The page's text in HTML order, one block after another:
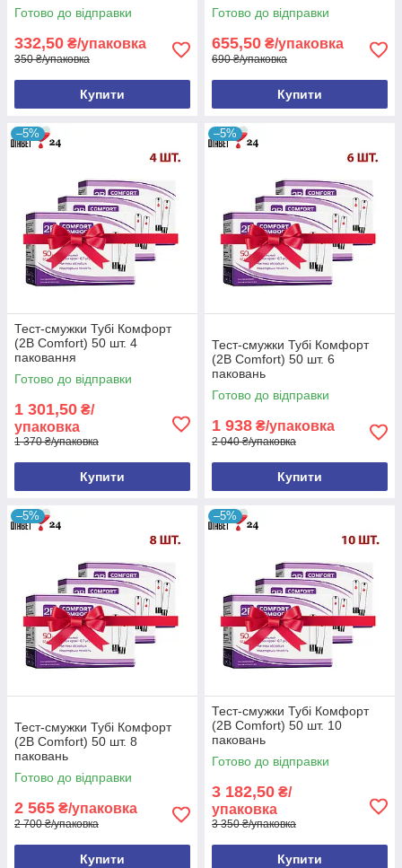
Готово до відправки
332,50 ₴/упаковка
350 ₴/упаковка
Купити
Готово до відправки
655,50 ₴/упаковка
690 ₴/упаковка
Купити
–5%
Тест-смужки Тубі Комфорт
(2B Comfort) 50 шт. 4
паковання
Готово до відправки
1 301,50 ₴/
упаковка
1 370 ₴/упаковка
Купити
–5%
Тест-смужки Тубі Комфорт
(2B Comfort) 50 шт. 6
паковань
Готово до відправки
1 938 ₴/упаковка
2 040 ₴/упаковка
Купити
–5%
Тест-смужки Тубі Комфорт
(2B Comfort) 50 шт. 8
паковань
Готово до відправки
2 565 ₴/упаковка
2 700 ₴/упаковка
Купити
–5%
Тест-смужки Тубі Комфорт
(2B Comfort) 50 шт. 10
паковань
Готово до відправки
3 182,50 ₴/
упаковка
3 350 ₴/упаковка
Купити